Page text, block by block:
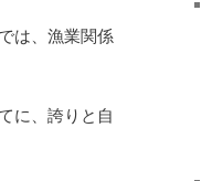
は、漁業関係
に、誇りと自